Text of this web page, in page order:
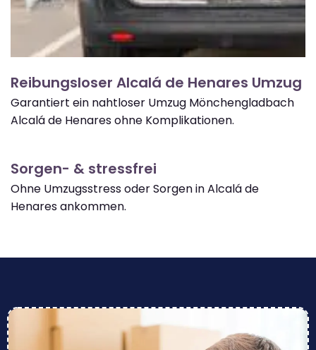
Reibungsloser Alcalá de Henares Umzug
Garantiert ein nahtloser Umzug Mönchengladbach
Alcalá de Henares ohne Komplikationen.
Sorgen- & stressfrei
Ohne Umzugsstress oder Sorgen in Alcalá de
Henares ankommen.